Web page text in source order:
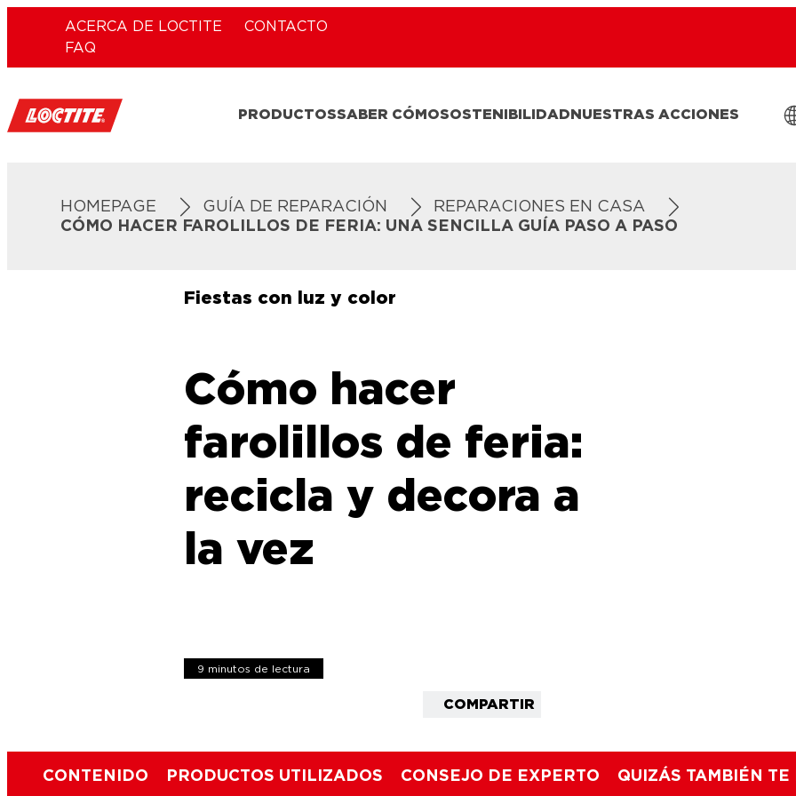
ACERCA DE LOCTITE
CONTACTO
FAQ
PRODUCTOSSABER CÓMOSOSTENIBILIDAD NUESTRAS ACCIONES
HOMEPAGE GUÍA DE REPARACIÓN
REPARACIONES EN CASA
CÓMO HACER FAROLILLOS DE FERIA: UNA SENCILLA GUÍA PASO A PASO
Fiestas con luz y color
Cómo hacer
farolillos de feria:
recicla y decora a
la vez
9 minutos de lectura
COMPARTIR
CONTENIDO PRODUCTOS UTILIZADOS CONSEJO DE EXPERTO QUIZÁS TAMBIÉN TE